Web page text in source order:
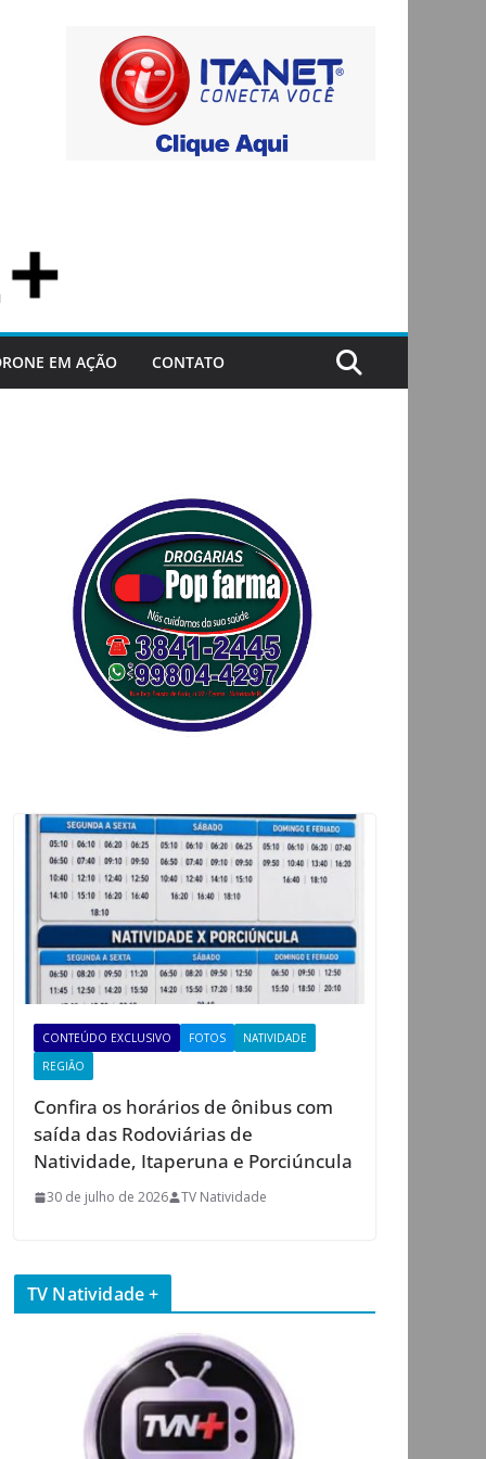
EM AÇÃO CONTATO
CONTEÚDO EXCLUSIVO FOTOS
NATIVIDADE
REGIÃO
Confira os horários de ônibus com
saída das Rodoviárias de
Natividade, Itaperuna e Porciúncula
30 de julho de 2026 TV Natividade
TV Natividade +